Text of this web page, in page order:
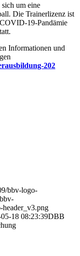
sich um eine
Die Trainerlizenz ist
19-Pandämie
Informationen und
202
bbv-logo-
header_v3.png
18 08:23:39DBB